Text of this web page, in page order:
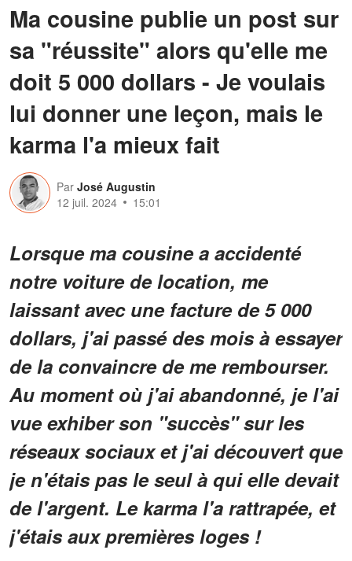
Ma cousine publie un post sur
sa "réussite" alors qu'elle me
doit 5 000 dollars - Je voulais
lui donner une leçon, mais le
karma l'a mieux fait
Par José Augustin
12 juil. 2024
15:01
Lorsque ma cousine a accidenté
notre voiture de location, me
laissant avec une facture de 5 000
dollars, j'ai passé des mois à essayer
de la convaincre de me rembourser.
Au moment où j'ai abandonné, je l'ai
vue exhiber son "succès" sur les
réseaux sociaux et j'ai découvert que
je n'étais pas le seul à qui elle devait
de l'argent. Le karma l'a rattrapée, et
j'étais aux premières loges !